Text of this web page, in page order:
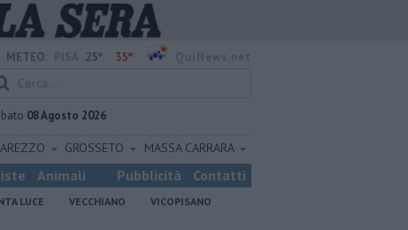
METEO: 25° 35°
08 Agosto 2026
AREZZO GROSSETO MASSA CARRARA
Animali Pubblicità Contatti
LUCE VECCHIANO VICOPISANO